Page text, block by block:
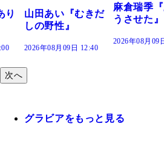
だ
麻倉瑞季『夏がそ
うさせた』
青山ひか
100％』
2026年08月09
次へ
グラビアをもっと見る